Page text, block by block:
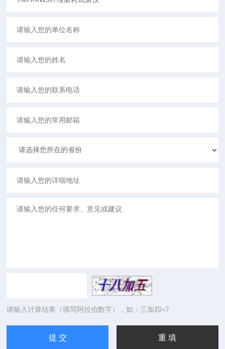
请输入计算结果（填写阿拉伯数字），如：三加四=7